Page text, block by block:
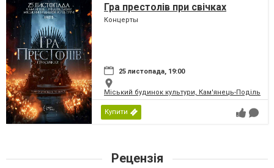
Гра престолів при свічках
Концерты
25 листопада, 19:00
Міський будинок культури, Кам'янець-
Купити
Рецензія